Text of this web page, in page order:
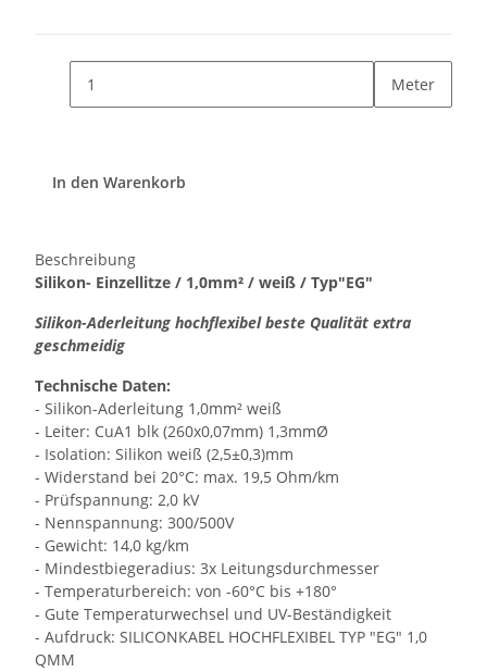
Meter
In den Warenkorb
Beschreibung
Silikon- Einzellitze / 1,0mm² / weiß / Typ"EG"
Silikon-Aderleitung hochflexibel beste Qualität extra
geschmeidig
Technische Daten:
- Silikon-Aderleitung 1,0mm² weiß
- Leiter: CuA1 blk (260x0,07mm) 1,3mmØ
- Isolation: Silikon weiß (2,5±0,3)mm
- Widerstand bei 20°C: max. 19,5 Ohm/km
- Prüfspannung: 2,0 kV
- Nennspannung: 300/500V
- Gewicht: 14,0 kg/km
- Mindestbiegeradius: 3x Leitungsdurchmesser
- Temperaturbereich: von -60°C bis +180°
- Gute Temperaturwechsel und UV-Beständigkeit
- Aufdruck: SILICONKABEL HOCHFLEXIBEL TYP "EG" 1,0
QMM